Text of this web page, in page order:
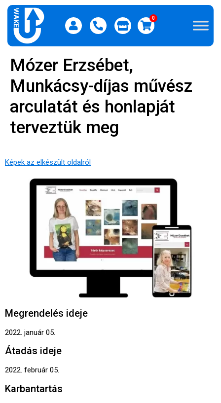
0
Mózer Erzsébet,
Munkácsy-díjas művész
arculatát és honlapját
terveztük meg
Képek az elkészült oldalról
Megrendelés ideje
2022. január 05.
Átadás ideje
2022. február 05.
Karbantartás